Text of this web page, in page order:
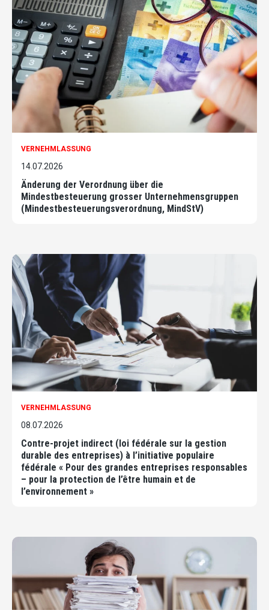
VERNEHMLASSUNG
14.07.2026
Änderung der Verordnung über die
Mindestbesteuerung grosser Unternehmensgruppen
(Mindestbesteuerungsverordnung, MindStV)
VERNEHMLASSUNG
08.07.2026
Contre-projet indirect (loi fédérale sur la gestion
durable des entreprises) à l’initiative populaire
fédérale « Pour des grandes entreprises responsables
– pour la protection de l’être humain et de
l’environnement »